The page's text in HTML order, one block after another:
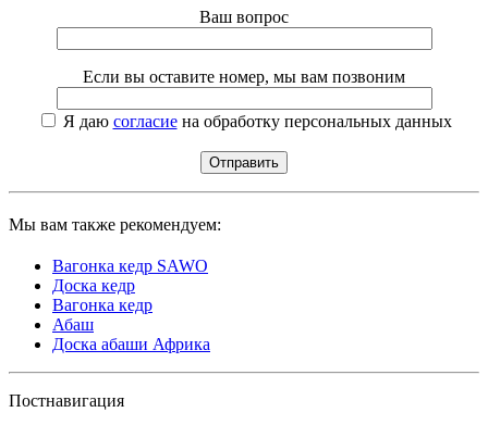
Ваш вопрос
Если вы оставите номер, мы вам позвоним
Я даю согласиена обработку персональных данных
Мы вам также рекомендуем:
Вагонка кедр SAWO
Доска кедр
Вагонка кедр
Абаш
Доска абаши Африка
Постнавигация